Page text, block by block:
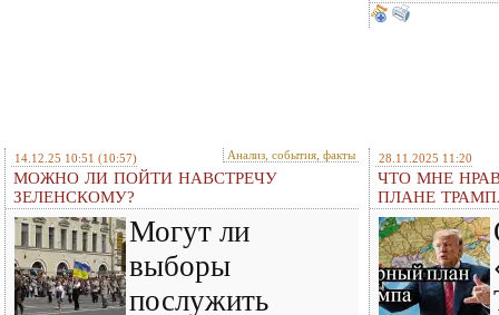
14.12.25 10:51 (10:57) Анализ, события, факты
МОЖНО ЛИ ПОЙТИ НАВСТРЕЧУ
ЗЕЛЕНСКОМУ?
Могут ли
выборы
послужить
28.11.2025 11:20
ЧТО МНЕ
ПЛАНЕ